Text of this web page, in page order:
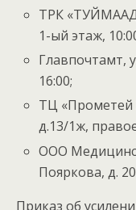
ТРК
1-ый этаж,
Главпочтамт,
16:00;
ТЦ «Прометей
д.13/1ж,
OОО
Пояркова, д.
Приказ об